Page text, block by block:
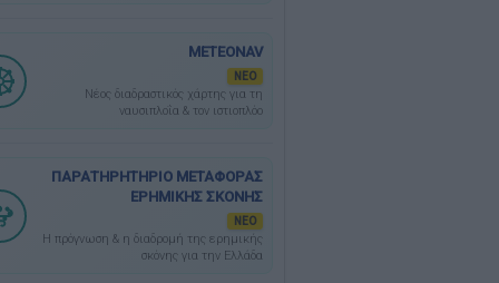
METEONAV
ΝΕΟ
Νέος διαδραστικός χάρτης για τη
ναυσιπλοΐα & τον ιστιοπλόο
ΠΑΡΑΤΗΡΗΤΗΡΙΟ ΜΕΤΑΦΟΡΑΣ
ΕΡΗΜΙΚΗΣ ΣΚΟΝΗΣ
ΝΕΟ
Η πρόγνωση & η διαδρομή της ερημικής
σκόνης για την Ελλάδα